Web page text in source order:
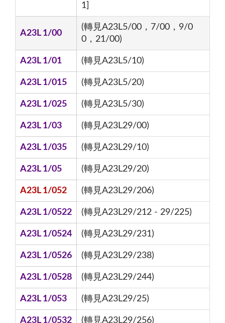
1]
A23L 1/00
(轉見A23L5/00，7/00，9/0
0，21/00)
A23L 1/01 (轉見A23L5/10)
A23L 1/015 (轉見A23L5/20)
A23L 1/025 (轉見A23L5/30)
A23L 1/03 (轉見A23L29/00)
A23L 1/035 (轉見A23L29/10)
A23L 1/05 (轉見A23L29/20)
A23L 1/052 (轉見A23L29/206)
A23L 1/0522 (轉見A23L29/212 - 29/225)
A23L 1/0524 (轉見A23L29/231)
A23L 1/0526 (轉見A23L29/238)
A23L 1/0528 (轉見A23L29/244)
A23L 1/053 (轉見A23L29/25)
A23L 1/0532 (轉見A23L29/256)